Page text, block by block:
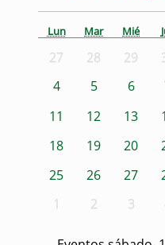
Lun Mar Mié
27 28 29
4
5 6
11
12 13
18
19 20
25
26 27
1
2 3